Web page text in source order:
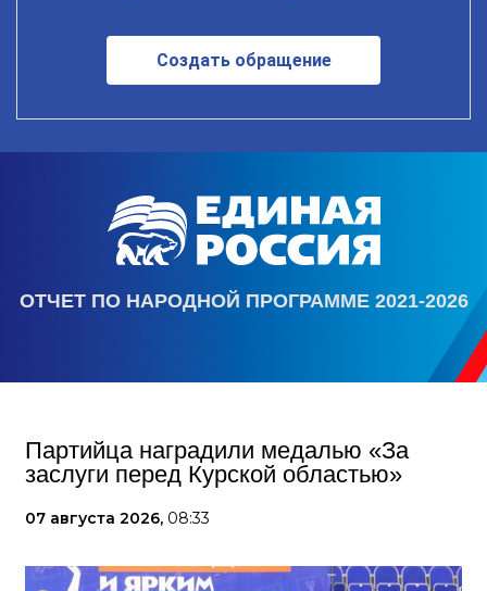
Создать обращение
ОТЧЕТ ПО НАРОДНОЙ ПРОГРАММЕ 2021-2026
Партийца наградили медалью «За
заслуги перед Курской областью»
07 августа 2026, 08:33